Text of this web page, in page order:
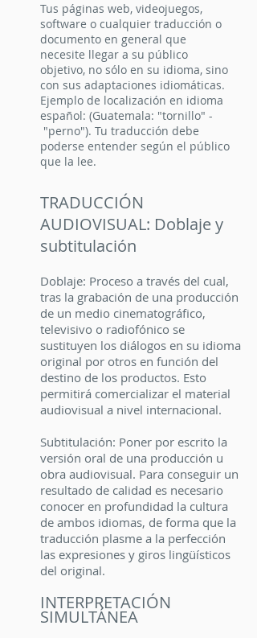
Tus páginas web, videojuegos,
software o cualquier traducción o
documento en general que
necesite llegar a su público
objetivo, no sólo en su idioma, sino
con sus adaptaciones idiomáticas.
Ejemplo de localización en idioma
español: (Guatemala: "tornillo" -
"perno"). Tu traducción debe
poderse entender según el público
que la lee.
TRADUCCIÓN
AUDIOVISUAL: Doblaje y
subtitulación
Doblaje: Proceso a través del cual,
tras la grabación de una producción
de un medio cinematográfico,
televisivo o radiofónico se
sustituyen los diálogos en su idioma
original por otros en función del
destino de los productos. Esto
permitirá comercializar el material
audiovisual a nivel internacional.
Subtitulación: Poner por escrito la
versión oral de una producción u
obra audiovisual. Para conseguir un
resultado de calidad es necesario
conocer en profundidad la cultura
de ambos idiomas, de forma que la
traducción plasme a la perfección
las expresiones y giros lingüísticos
del original.
INTERPRETACIÓN
SIMULTÁNEA